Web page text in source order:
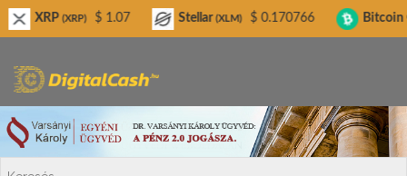
$ 1.07 Stellar (XLM) $ 0.170766 Bitcoin Cash(BCH)
Digitalcash.hu